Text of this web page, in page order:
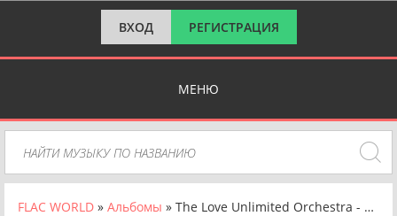
ВХОД РЕГИСТРАЦИЯ
МЕНЮ
FLAC WORLD » Альбомы » The Love Unlimited Orchestra - Rhapsody In White [Reissue] (2024) FLAC